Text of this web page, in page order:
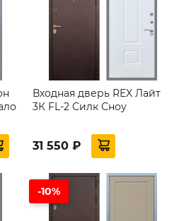
Входная дверь REX Лайт
3К FL-2 Силк Сноу
31 550 ₽
-10%